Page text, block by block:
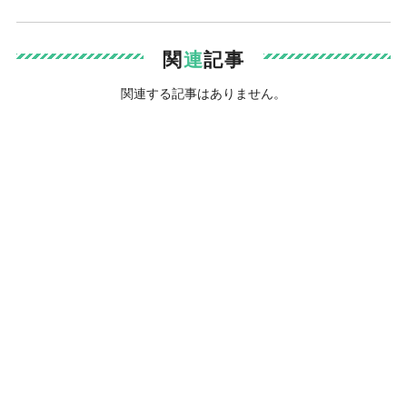
関連記事
関連する記事はありません。